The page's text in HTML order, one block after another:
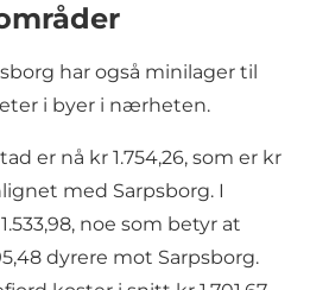
har også minilager til
i byer i nærheten.
er nå kr 1.754,26, som er kr
med Sarpsborg. I
noe som betyr at
dyrere mot Sarpsborg.